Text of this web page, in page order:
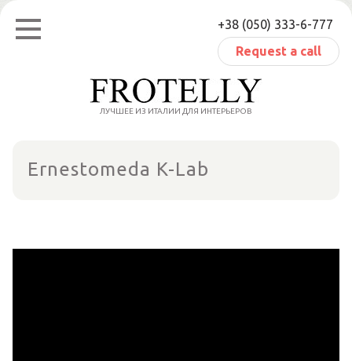
Skip
content
+38 (050) 333-6-777
Request a call
ЛУЧШЕЕ ИЗ ИТАЛИИ ДЛЯ ИНТЕРЬЕРОВ
Ernestomeda K-Lab